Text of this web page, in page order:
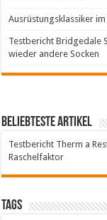
Ausrüstungsklassiker
Testbericht Bridgedale
wieder andere Socken
Beliebteste Artikel
Testbericht Therm a
Raschelfaktor
Tags